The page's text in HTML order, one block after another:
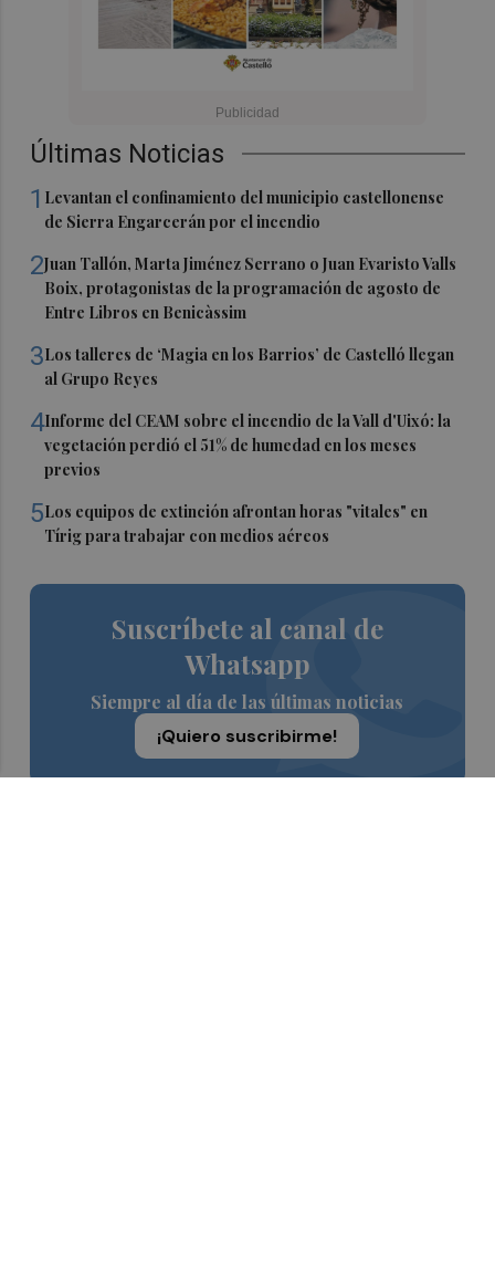
Últimas Noticias
1 Levantan el confinamiento del municipio castellonense
de Sierra Engarcerán por el incendio
2Juan Tallón, Marta Jiménez Serrano o Juan Evaristo Valls
Boix, protagonistas de la programación de agosto de
Entre Libros en Benicàssim
3Los talleres de ‘Magia en los Barrios’ de Castelló llegan
al Grupo Reyes
4Informe del CEAM sobre el incendio de la Vall d'Uixó: la
vegetación perdió el 51% de humedad en los meses
previos
5Los equipos de extinción afrontan horas "vitales" en
Tírig para trabajar con medios aéreos
Suscríbete al canal de
Whatsapp
Siempre al día de las últimas noticias
¡Quiero suscribirme!